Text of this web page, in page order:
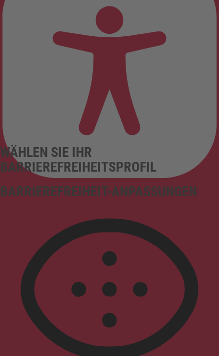
BARRIEREFREIHEIT-ANPASSUNGEN
WÄHLEN SIE IHR
BARRIEREFREIHEITSPROFIL